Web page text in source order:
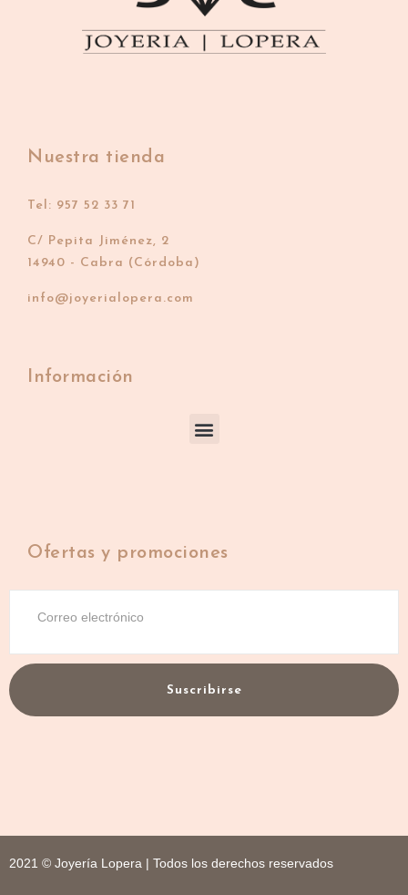
Nuestra tienda
Tel: 957 52 33 71
C/ Pepita Jiménez, 2
14940 - Cabra (Córdoba)
info@joyerialopera.com
Información
Ofertas y promociones
Suscribirse
2021 © Joyería Lopera | Todos los derechos reservados